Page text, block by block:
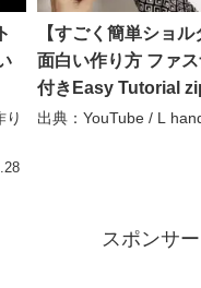
り
【すごく簡単ショル
面白い作り方 ファ
付きEasy Tutorial
Shoulder Bag
出典：YouTube / L
スポンサ